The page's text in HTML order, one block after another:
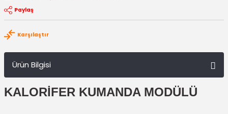
Paylaş
Karşılaştır
Ürün Bilgisi
KALORİFER KUMANDA MODÜLÜ